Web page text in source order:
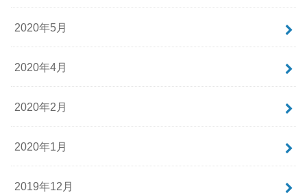
2020年5月
2020年4月
2020年2月
2020年1月
2019年12月